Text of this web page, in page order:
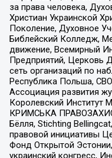
за права человека,
Христиан Украинской
Поколение, Духовное
Библейский Колледж,
движение, Всемирный
Предприятий, Церковь
сеть организаций по
Республика Польша,
Ассоциация развития
Королевский Институт
КРИМСЬКА
Бёлля, Stichting
правовой инициативы
Фонд Открытой
украинский конгресс,